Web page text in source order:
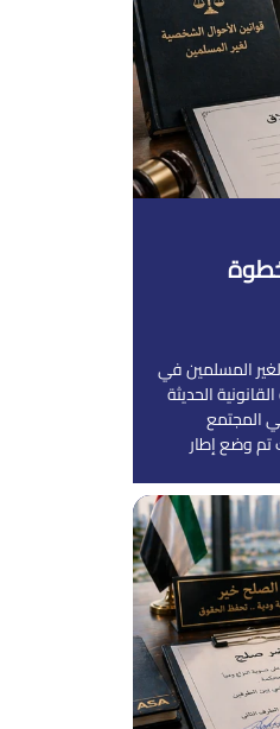
المسلمين في
الحديثة
المجتمع
تم وضع إطار